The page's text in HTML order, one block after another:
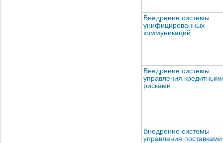
Внедрение системы
унифицированных
коммуникаций
Внедрение системы
управления
рисками
Внедрение системы
управления поставками